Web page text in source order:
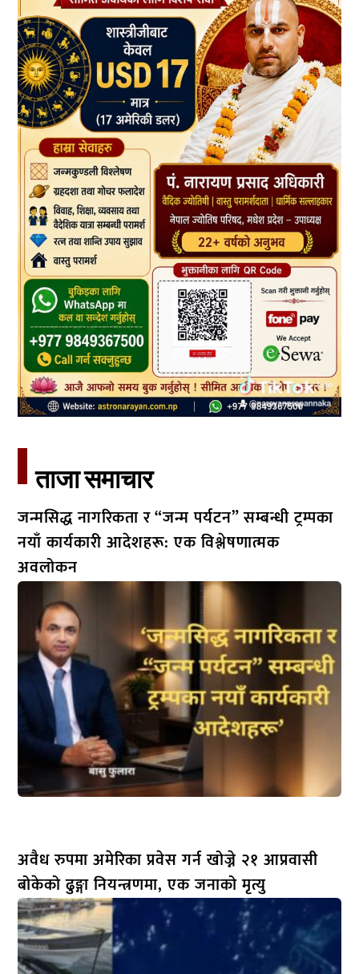
ताजा समाचार​
जन्मसिद्ध नागरिकता र “जन्म पर्यटन” सम्बन्धी ट्रम्पका
नयाँ कार्यकारी आदेशहरू: एक विश्लेषणात्मक
अवलोकन
अवैध रुपमा अमेरिका प्रवेस गर्न खोज्ने २१ आप्रवासी
बोकेको ढुङ्गा नियन्त्रणमा, एक जनाको मृत्यु